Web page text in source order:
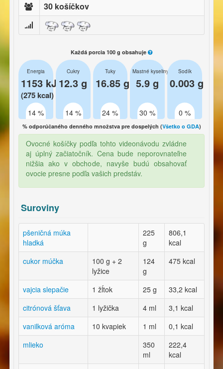
30 košíčkov
Každá porcia 100 g obsahuje
Energia
1153 kJ
(275 kcal)
14 %
Cukry
12.3 g
14 %
Tuky
16.85 g
24 %
Mastné kyseliny
5.9 g
30 %
Sodík
0.003 g
0 %
% odporúčaného denného množstva pre dospelých (Všetko o GDA)
Ovocné košíčky podľa tohto videonávodu zvládne
aj úplný začiatočník. Cena bude neporovnateľne
nižšia ako v obchode, navyše budú obsahovať
ovocie presne podľa vašich predstáv.
Suroviny
pšeničná múka
hladká
225
g
806,1
kcal
cukor múčka
100 g + 2
lyžice
124
g
475 kcal
vajcia slepačie 1 žĺtok 25 g
33,2 kcal
citrónová šťava
1 lyžička 4 ml
3,1 kcal
vanilková aróma
10 kvapiek 1 ml
0,1 kcal
mlieko
350
ml
222,4
kcal